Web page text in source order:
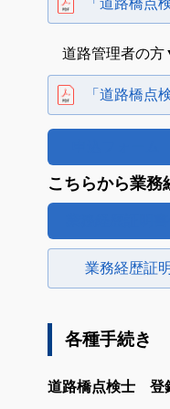
道路管理者の方
「道路橋点
こちらから業務
業務経歴証
各種手続き
道路橋点検士 登